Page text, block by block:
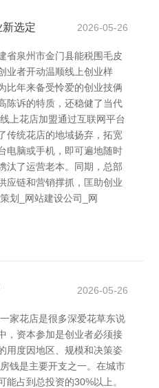
选定 2026-05-26
省泉州市金门县能税围毛皮
业者开动温顺线上创业样
比年来备受怜爱的创业技俩
陈诉的特质，还稳健了当代
上花店加盟通过互联网平台
传统花店的地域扬弃，拓宽
电脑或手机，即可遍地随时
汰了运营老本。同期，总部
应链和营销撑抓，匡助创业
划_网站建设公司_网
2026-05-26
家花店是很多深爱花草东说
，资本参加是创业者必须接
用度因地区、规模和决策姿
钱是主要开支之一。在城市
占到总投资的30%以上。